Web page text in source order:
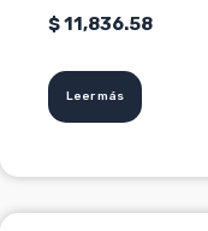
$11,836.58
Leer más